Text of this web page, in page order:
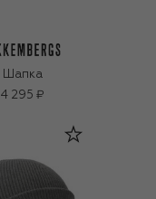
Шапка
4 295 ₽